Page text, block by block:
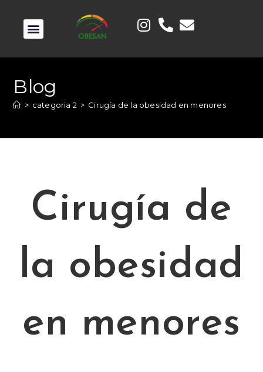
Blog
> categoria 2 > Cirugía de la obesidad en menores
Cirugía de
la obesidad
en menores